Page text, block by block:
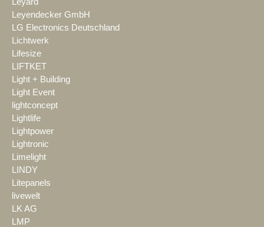
Leyendecker GmbH
LG Electronics Deutschland
Lichtwerk
Lifesize
LIFTKET
Light + Building
Light Event
lightconcept
Lightlife
Lightpower
Lightronic
Limelight
LINDY
Litepanels
livewelt
LK AG
LMP